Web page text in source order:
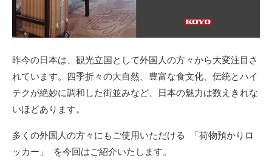
昨今の日本は、観光立国として外国人の方々から大変注目さ
れています。四季折々の大自然、豊富な食文化、伝統とハイ
テクが絶妙に調和した街並みなど、日本の魅力は数えきれな
いほどあります。
多くの外国人の方々にもご使用いただける 「荷物預かりロ
ッカー」 を今回はご紹介いたします。